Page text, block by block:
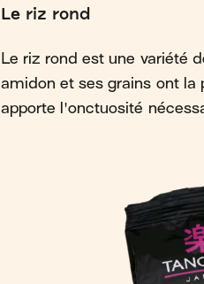
Le riz rond
Le riz rond est une variété
amidon et ses grains ont la
apporte l'onctuosité